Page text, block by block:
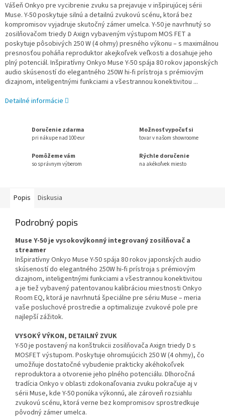
Vášeň Onkyo pre vycibrenie zvuku sa prejavuje v inšpirujúcej sérii
Muse. Y-50 poskytuje silnú a detailnú zvukovú scénu, ktorá bez
kompromisov vyjadruje skutočný zámer umelca. Y-50 je navrhnutý so
zosilňovačom triedy D Axign vybaveným výstupom MOS FET a
poskytuje pôsobivých 250 W (4 ohmy) presného výkonu – s maximálnou
presnosťou poháňa reproduktor akejkoľvek veľkosti a dosahuje jeho
plný potenciál. Inšpiratívny Onkyo Muse Y-50 spája 80 rokov japonských
audio skúseností do elegantného 250W hi-fi prístroja s prémiovým
dizajnom, inteligentnými funkciami a všestrannou konektivitou ...
Detailné informácie
Doručenie zdarma
pri nákupe nad 100 eur
Možnosť vypočuť si
tovar v našom showroome
Pomôžeme vám
so správnym výberom
Rýchle doručenie
na akékoľvek miesto
Popis Diskusia
Podrobný popis
Muse Y-50 je vysokovýkonný integrovaný zosilňovač a
streamer
Inšpiratívny Onkyo Muse Y-50 spája 80 rokov japonských audio
skúseností do elegantného 250W hi-fi prístroja s prémiovým
dizajnom, inteligentnými funkciami a všestrannou konektivitou
a je tiež vybavený patentovanou kalibráciou miestnosti Onkyo
Room EQ, ktorá je navrhnutá špeciálne pre sériu Muse – meria
vaše posluchové prostredie a optimalizuje zvukové pole pre
najlepší zážitok.
VYSOKÝ VÝKON, DETAILNÝ ZVUK
Y-50 je postavený na konštrukcii zosilňovača Axign triedy D s
MOSFET výstupom. Poskytuje ohromujúcich 250 W (4 ohmy), čo
umožňuje dostatočné vybudenie prakticky akéhokoľvek
reproduktora a otvorenie jeho plného potenciálu. Dlhoročná
tradícia Onkyo v oblasti zdokonaľovania zvuku pokračuje aj v
sérii Muse, kde Y-50 ponúka výkonnú, ale zároveň rozsiahlu
zvukovú scénu, ktorá verne bez kompromisov sprostredkuje
pôvodný zámer umelca.